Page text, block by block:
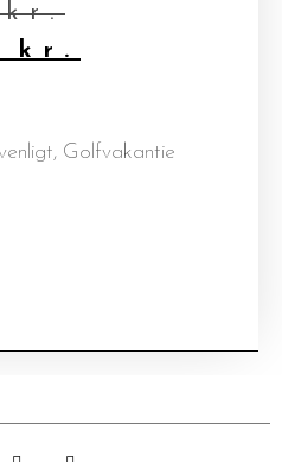
kr.
kr.
Golfvakantie